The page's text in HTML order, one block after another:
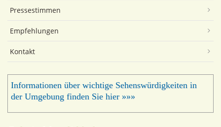
Pressestimmen
Empfehlungen
Kontakt
Informationen über wichtige Sehenswürdigkeiten in
der Umgebung finden Sie hier »»»